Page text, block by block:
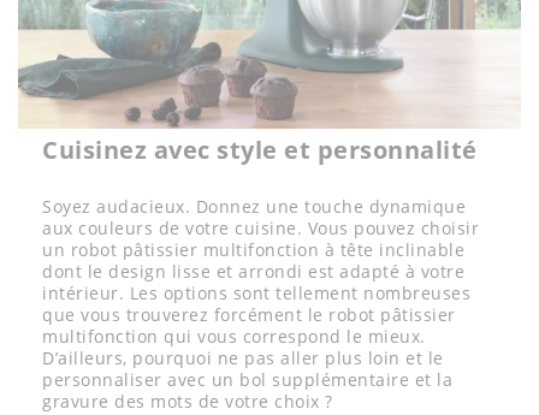
Cuisinez avec style et personnalité
Soyez audacieux. Donnez une touche dynamique
aux couleurs de votre cuisine. Vous pouvez choisir
un robot pâtissier multifonction à tête inclinable
dont le design lisse et arrondi est adapté à votre
intérieur. Les options sont tellement nombreuses
que vous trouverez forcément le robot pâtissier
multifonction qui vous correspond le mieux.
D’ailleurs, pourquoi ne pas aller plus loin et le
personnaliser avec un bol supplémentaire et la
gravure des mots de votre choix ?